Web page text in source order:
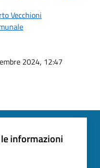
Vecchioni
2024, 12:47
informazioni